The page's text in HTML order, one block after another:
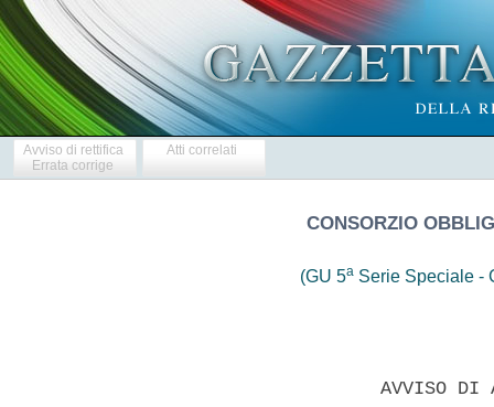
Avviso di rettifica
Errata corrige
Atti correlati
CONSORZIO
(GU 5a Serie Speciale -
AVVISO